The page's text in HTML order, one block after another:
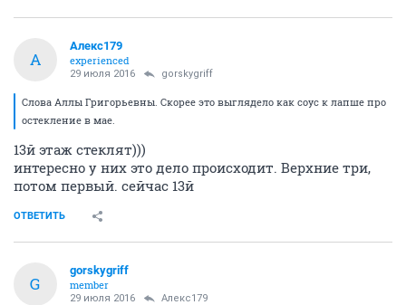
А
Алекс179
experienced
29 июля 2016 gorskygriff
Слова Аллы Григорьевны. Скорее это выглядело как соус к лапше про
остекление в мае.
13й этаж стеклят)))
интересно у них это дело происходит. Верхние три,
потом первый. сейчас 13й
ОТВЕТИТЬ
G
gorskygriff
member
29 июля 2016 Алекс179